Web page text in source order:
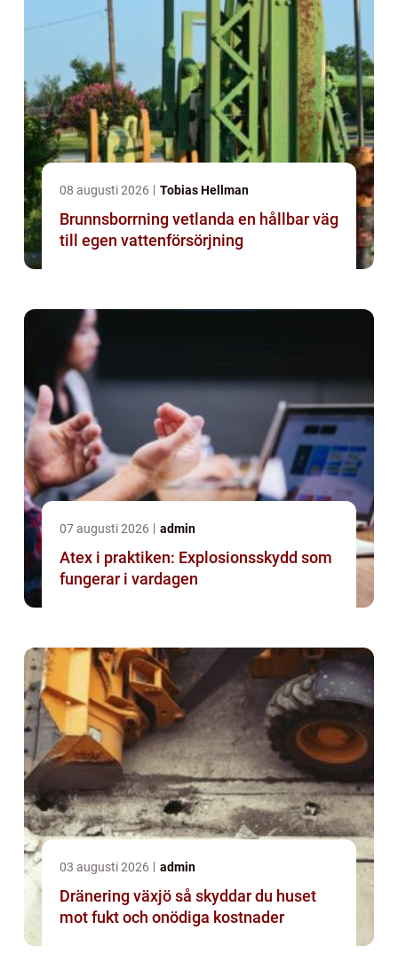
08 augusti 2026 Tobias Hellman
Brunnsborrning vetlanda en hållbar väg
till egen vattenförsörjning
07 augusti 2026 admin
Atex i praktiken: Explosionsskydd som
fungerar i vardagen
03 augusti 2026 admin
Dränering växjö så skyddar du huset
mot fukt och onödiga kostnader